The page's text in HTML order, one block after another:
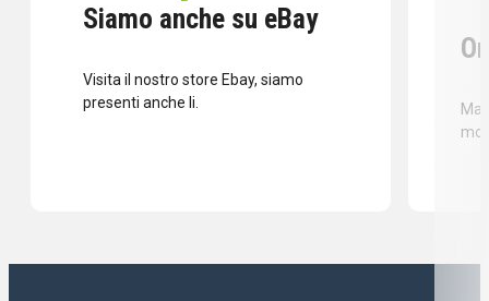
Siamo anche su eBay
Visita il nostro store Ebay, siamo
presenti anche li.